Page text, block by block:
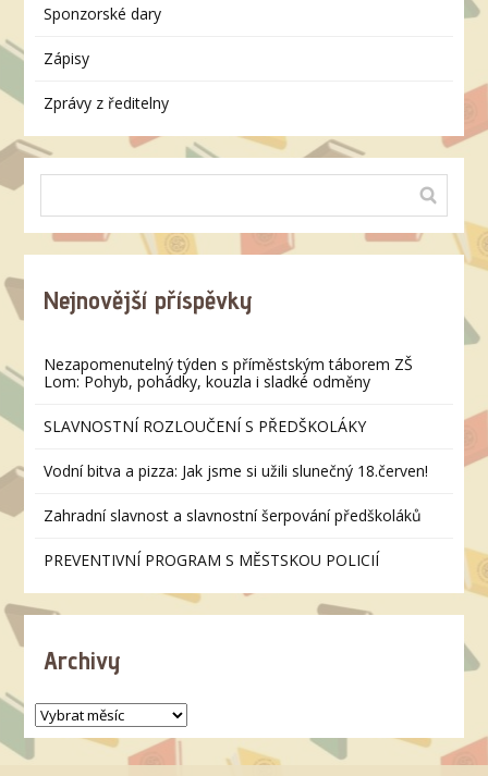
Sponzorské dary
Zápisy
Zprávy z ředitelny
Nejnovější příspěvky
Nezapomenutelný týden s příměstským táborem ZŠ
Lom: Pohyb, pohádky, kouzla i sladké odměny
SLAVNOSTNÍ ROZLOUČENÍ S PŘEDŠKOLÁKY
Vodní bitva a pizza: Jak jsme si užili slunečný 18.červen!
Zahradní slavnost a slavnostní šerpování předškoláků
PREVENTIVNÍ PROGRAM S MĚSTSKOU POLICIÍ
Archivy